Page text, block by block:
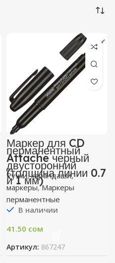
Маркер для CD
перманентный
Attache черный
двусторонний
(толщина линии 0.7
и 1 мм)
Ручки, карандаши,
маркеры,Маркеры
перманентные
В наличии
41.50 сом
Артикул: 867247